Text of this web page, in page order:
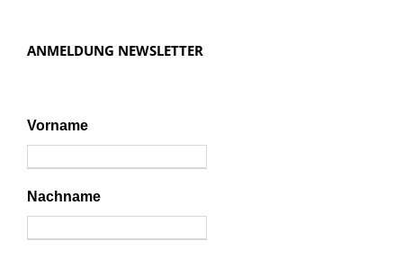
ANMELDUNG NEWSLETTER
Vorname
Nachname